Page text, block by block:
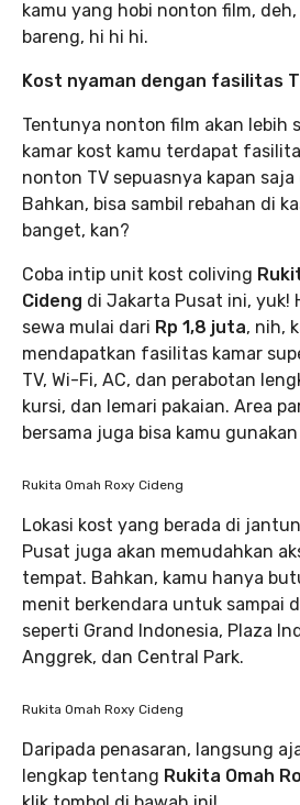
kamu yang hobi nonton film,
bareng, hi hi hi.
Kost nyaman dengan fasilitas
Tentunya nonton film akan lebih
kamar kost kamu terdapat
nonton TV sepuasnya kapan
Bahkan, bisa sambil rebahan di
banget, kan?
Coba intip unit kost coliving
Cideng di Jakarta Pusat ini, yuk!
sewa mulai dari Rp 1,8 juta, nih,
mendapatkan fasilitas kamar
TV, Wi-Fi, AC, dan perabotan
kursi, dan lemari pakaian. Area
bersama juga bisa kamu
Rukita Omah Roxy Cideng
Lokasi kost yang berada di
Pusat juga akan memudahkan
tempat. Bahkan, kamu hanya
menit berkendara untuk sampai
seperti Grand Indonesia, Plaza
Anggrek, dan Central Park.
Rukita Omah Roxy Cideng
Daripada penasaran, langsung
lengkap tentang Rukita Omah